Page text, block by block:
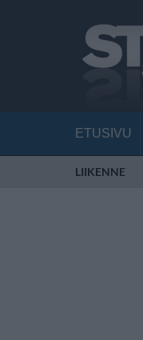
ETUSIVU
LIIKENNE